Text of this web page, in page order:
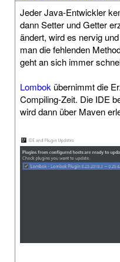
Jeder Java-Entwickler
dann Setter und Getter
ändert, wird es nervig
man die fehlenden
geht an sich immer
Lombok übernimmt die
Compiling-Zeit. Die IDE
wird dann über Maven